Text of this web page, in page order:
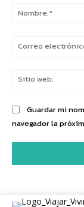
Guardar mi
navegador la